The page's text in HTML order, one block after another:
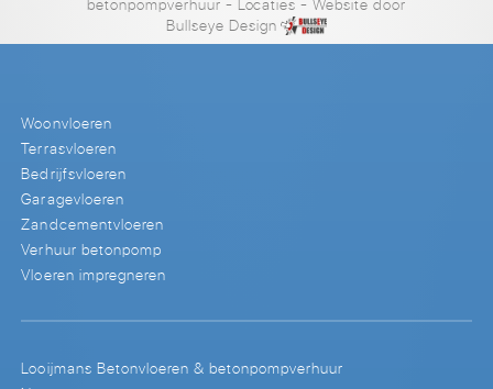
betonpompverhuur - Locaties - Website door
Bullseye Design
Woonvloeren
Terrasvloeren
Bedrijfsvloeren
Garagevloeren
Zandcementvloeren
Verhuur betonpomp
Vloeren impregneren
Looijmans Betonvloeren & betonpompverhuur